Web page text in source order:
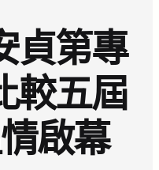
貞第專
較五屆
啟幕